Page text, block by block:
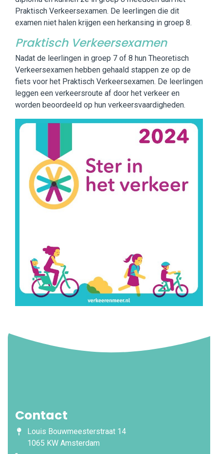
Praktisch Verkeersexamen. De leerlingen die dit
examen niet halen krijgen een herkansing in groep 8.
Praktisch Verkeersexamen
Nadat de leerlingen in groep 7 of 8 hun Theoretisch
Verkeersexamen hebben gehaald stappen ze op de
fiets voor het Praktisch Verkeersexamen. De leerlingen
leggen een verkeersroute af door het verkeer en
worden beoordeeld op hun verkeersvaardigheden.
Contact
Louis Bouwmeesterstraat 14
1065 KW Amsterdam